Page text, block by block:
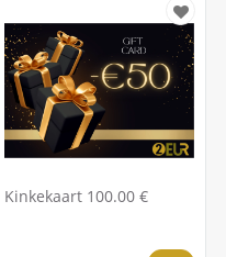
Kinkekaart 100.00 €